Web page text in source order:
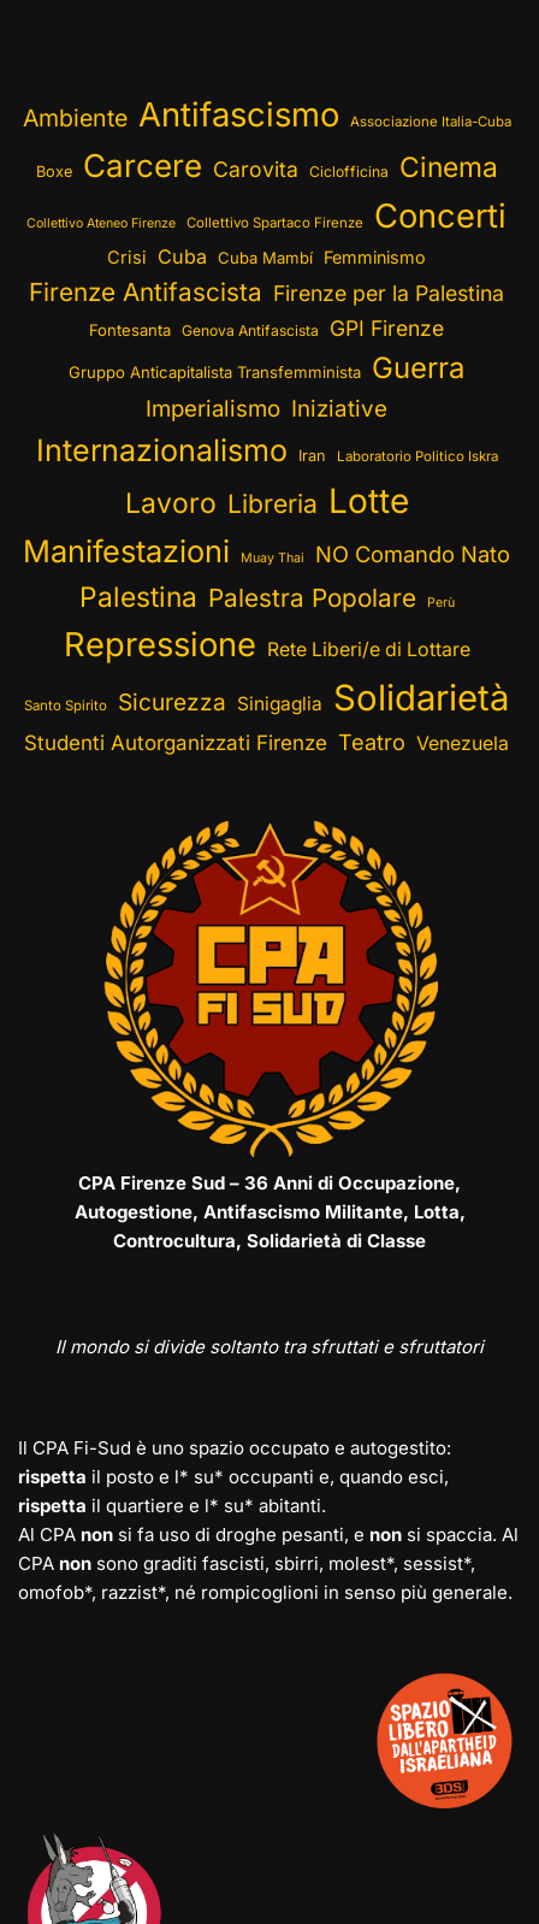
Ambiente Antifascismo Associazione Italia-Cuba
Boxe Carcere Carovita Ciclofficina Cinema
Collettivo Ateneo Firenze Collettivo Spartaco Firenze Concerti
Crisi Cuba Cuba Mambí Femminismo
Firenze Antifascista Firenze per la Palestina
Fontesanta Genova Antifascista GPI Firenze
Gruppo Anticapitalista Transfemminista Guerra
Imperialismo Iniziative
Internazionalismo Iran Laboratorio Politico Iskra
Lavoro Libreria Lotte
Manifestazioni Muay Thai NO Comando Nato
Palestina Palestra Popolare Perù
Repressione Rete Liberi/e di Lottare
Santo Spirito Sicurezza Sinigaglia Solidarietà
Studenti Autorganizzati Firenze Teatro Venezuela
CPA Firenze Sud – 36 Anni di Occupazione,
Autogestione, Antifascismo Militante, Lotta,
Controcultura, Solidarietà di Classe
Il mondo si divide soltanto tra sfruttati e sfruttatori
Il CPA Fi-Sud è uno spazio occupato e autogestito:
rispetta il posto e l* su* occupanti e, quando esci,
rispetta il quartiere e l* su* abitanti.
Al CPA non si fa uso di droghe pesanti, e non si spaccia. Al
CPA non sono graditi fascisti, sbirri, molest*, sessist*,
omofob*, razzist*, né rompicoglioni in senso più generale.